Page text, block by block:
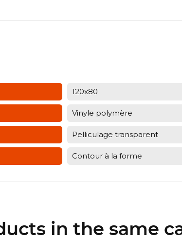
120x80
Vinyle polymère
Pelliculage transparent
Contour à la forme
in the same